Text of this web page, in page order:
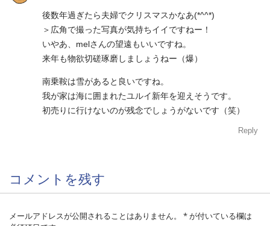
後数年過ぎたら夫婦でクリスマスかなあ(*^^*)
＞広角で撮った写真が気持ちイイですねー！
いやあ、melさんの望遠もいいですね。
来年も物欲切磋琢磨しましょうねー（爆）
南乗鞍は雪があると良いですね。
我が家は海に囲まれたユルイ新年を迎えそうです。
初売りに行けないのが残念でしょうがないです（笑）
Reply
コメントを残す
メールアドレスが公開されることはありません。 *が付いている欄は